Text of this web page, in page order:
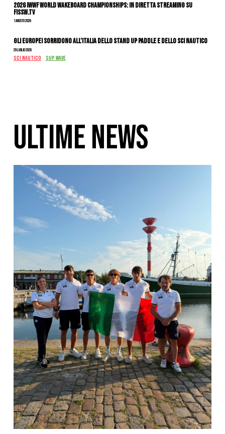
2026 IWWF WORLD WAKEBOARD CHAMPIONSHIPS: IN DIRETTA STREAMING SU
FISSW.TV
1 Agosto 2026
Gli Europei sorridono all’Italia dello stand up paddle e dello sci nautico
29 Luglio 2026
SCI NAUTICO SUP WAVE
ULTIME NEWS